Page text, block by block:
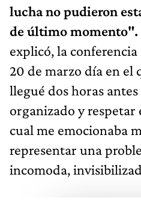
lucha no pudieron
de último momento".
explicó, la
20 de marzo día en el
llegué dos horas
organizado y respetar
cual me emocionaba
representar una
incomoda,